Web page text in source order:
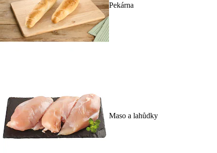
Pekárna
Maso a lahůdky